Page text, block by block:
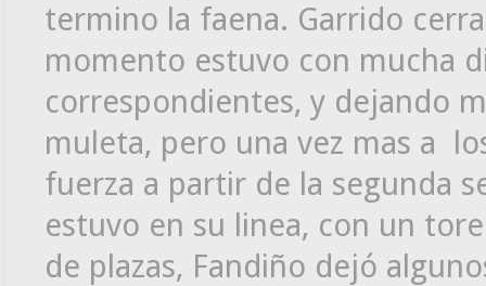
termino la faena. Garrido
momento estuvo con mucha
correspondientes, y dejando
muleta, pero una vez mas a
fuerza a partir de la segunda
estuvo en su linea, con un
de plazas, Fandiño dejó